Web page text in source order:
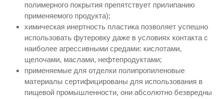
полимерного покрытия препятствует прилипанию
применяемого продукта);
химическая инертность пластика позволяет успешно
использовать футеровку даже в условиях контакта с
наиболее агрессивными средами: кислотами,
щелочами, маслами, нефтепродуктами;
применяемые для отделки полипропиленовые
материалы сертифицированы для использования в
пищевой промышленности, они абсолютно безвредны